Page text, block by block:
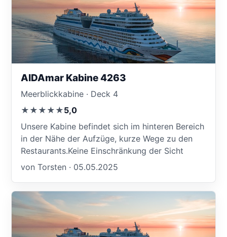
AIDAmar Kabine 4263
Meerblickkabine · Deck 4
★★★★★5,0
Unsere Kabine befindet sich im hinteren Bereich
in der Nähe der Aufzüge, kurze Wege zu den
Restaurants.Keine Einschränkung der Sicht
von Torsten · 05.05.2025